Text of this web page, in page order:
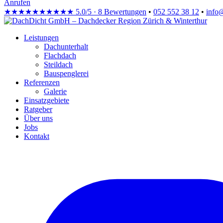
Anrufen
★★★★★★★★★★ 5.0/5 · 8 Bewertungen • 052 552 38 12 •
Leistungen
Dachunterhalt
Flachdach
Steildach
Bauspenglerei
Referenzen
Galerie
Einsatzgebiete
Ratgeber
Über uns
Jobs
Kontakt